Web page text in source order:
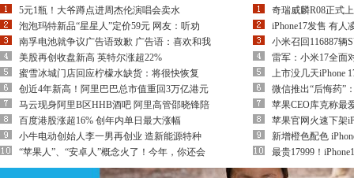
5元1瓶！大爷蹲点进周杰伦演唱会卖水
泡泡玛特新品“星星人”定价59元 网友：听劝
南孚电池就争议广告语致歉 广告语：喜欢和我
美股再创收盘新高 英特尔涨超22%
蜜雪冰城门店回应柠檬水缺货：将很快恢复
创近4年新高！阿里巴巴总市值重回3万亿港元
马云现身阿里B区HHB酒吧 阿里高管邵晓锋陪
百度港股涨超16% 创年内单日最大涨幅
小牛电动创始人李一男再创业 造新能源特种
“苹果人”、“安卓人”概念火了！今年，你还会
奇瑞威麟R08正式
iPhone17发售 有人
小米召回116887辆
雷军：小米17全面
上市没几天iPhone
微信推出“后悔药”
苹果CEO库克称最
苹果官网火速下架
新增橙色配色
最贵17999！